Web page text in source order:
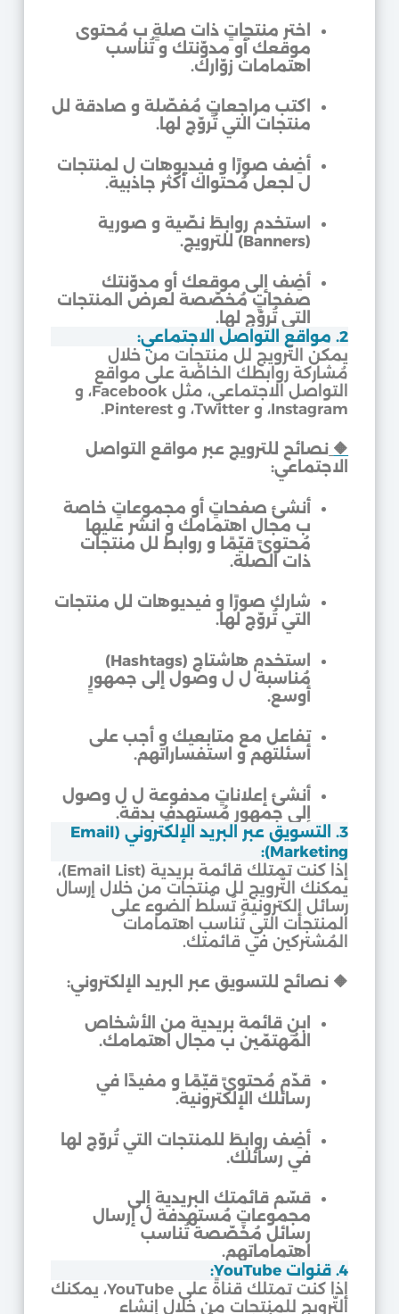
اختر منتجاتٍ ذات صلةٍ ب مُحتوى
موقعك أو مدوّنتك و تُناسب
اهتمامات زوّارك.
اكتب مراجعاتٍ مُفصّلة و صادقة لل
منتجات التي تُروّج لها.
أضِف صورًا و فيديوهات ل لمنتجات
ل لجعل مُحتواك أكثر جاذبية.
استخدم روابطَ نصّية و صورية
(Banners) للترويج.
أضِف إلى موقعك أو مدوّنتك
صفحاتٍ مُخصّصة لعرض المنتجات
التي تُروّج لها.
2. مواقع التواصل الاجتماعي:
يمكن التّرويج لل منتجات من خلال
مُشاركة روابطك الخاصّة على مواقع
التواصل الاجتماعي، مثل Facebook، و
Instagram، و Twitter، و Pinterest.
🔶 نصائح للترويج عبر مواقع التواصل
الاجتماعي:
أنشئ صفحاتٍ أو مجموعاتٍ خاصة
ب مجال اهتمامك و انشر عليها
مُحتوىً قيّمًا و روابط لل منتجات
ذات الصلة.
شارك صورًا و فيديوهات لل منتجات
التي تُروّج لها.
استخدم هاشتاج (Hashtags)
مُناسبة ل ل وصول إلى جمهورٍ
أوسع.
تفاعل مع متابعيك و أجب على
أسئلتهم و استفساراتهم.
أنشئ إعلاناتٍ مدفوعة ل ل وصول
إلى جمهورٍ مُستهدفٍ بدقة.
3. التسويق عبر البريد الإلكتروني (Email
Marketing):
إذا كنت تمتلك قائمة بريدية (Email List)،
يمكنك التّرويج لل منتجات من خلال إرسال
رسائل إلكترونية تُسلّط الضوء على
المنتجات التي تُناسب اهتمامات
المُشتركين في قائمتك.
🔶 نصائح للتسويق عبر البريد الإلكتروني:
ابنِ قائمة بريدية من الأشخاص
المُهتمّين ب مجال اهتمامك.
قدّم مُحتوىً قيّمًا و مفيدًا في
رسائلك الإلكترونية.
أضِف روابطَ للمنتجات التي تُروّج لها
في رسائلك.
قسّم قائمتك البريدية إلى
مجموعاتٍ مُستهدفة ل إرسال
رسائل مُخصّصة تُناسب
اهتماماتهم.
4. قنوات YouTube:
إذا كنت تمتلك قناةً على YouTube، يمكنك
التّرويج للمنتجات من خلال إنشاء